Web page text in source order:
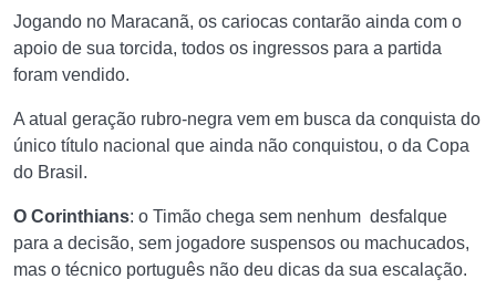
Jogando no Maracanã, os cariocas contarão ainda com o
apoio de sua torcida, todos os ingressos para a partida
foram vendido.
A atual geração rubro-negra vem em busca da conquista do
único título nacional que ainda não conquistou, o da Copa
do Brasil.
O Corinthians: o Timão chega sem nenhum desfalque
para a decisão, sem jogadore suspensos ou machucados,
mas o técnico português não deu dicas da sua escalação.